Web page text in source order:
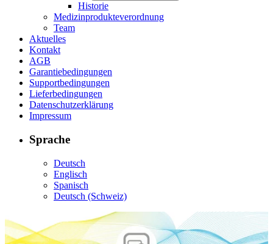
Historie
Medizinprodukteverordnung
Team
Aktuelles
Kontakt
AGB
Garantiebedingungen
Supportbedingungen
Lieferbedingungen
Datenschutzerklärung
Impressum
Sprache
Deutsch
Englisch
Spanisch
Deutsch (Schweiz)